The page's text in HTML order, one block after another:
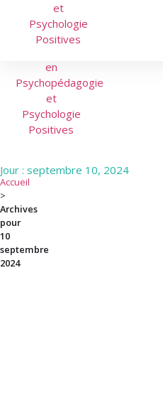
Jour : septembre 10, 2024
Accueil
>
Archives
pour
10
septembre
2024